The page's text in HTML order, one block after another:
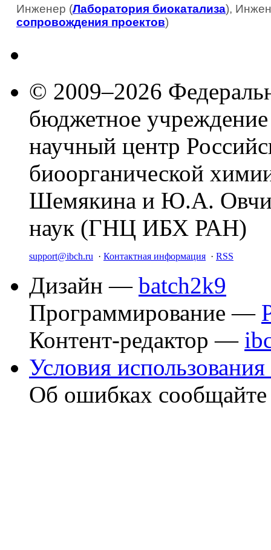
Инженер (Лаборатория биокатализа),
сопровождения проектов)
© 2009–2026
бюджетное
научный центр
биоорганической
Шемякина и Ю.А.
наук (ГНЦ ИБХ РАН)
support@ibch.ru · Контактная информация · RSS
Дизайн — batch2k9
Программирование —
Контент-редактор —
Условия использования
Об ошибках